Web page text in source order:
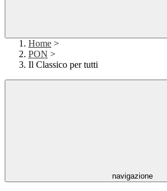
Home >
PON >
Il Classico per tutti
navigazione